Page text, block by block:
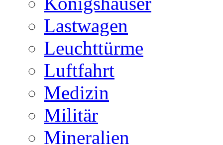
Lastwagen
Leuchttürme
Luftfahrt
Medizin
Militär
Mineralien